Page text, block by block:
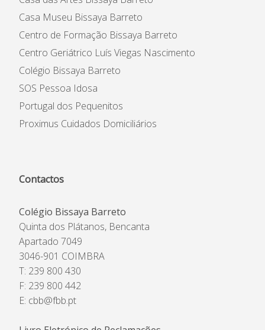
Casa Museu Bissaya Barreto
Centro de Formação Bissaya Barreto
Centro Geriátrico Luís Viegas Nascimento
Colégio Bissaya Barreto
SOS Pessoa Idosa
Portugal dos Pequenitos
Proximus Cuidados Domiciliários
Contactos
Colégio Bissaya Barreto
Quinta dos Plátanos, Bencanta
Apartado 7049
3046-901 COIMBRA
T: 239 800 430
F: 239 800 442
E: cbb@fbb.pt